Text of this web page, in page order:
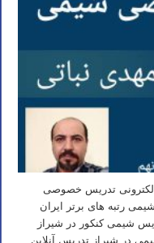
تدریس خصوصی
رتبه های برتر ایران
شیمی کنکور در شیراز
در شیراز تدریس آنلاین